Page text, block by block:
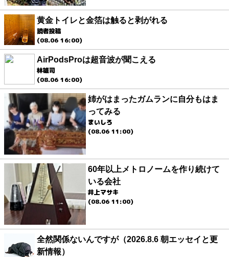
黄金トイレと金箔は触ると剥がれる
読者投稿
(08.06 16:00)
AirPodsProは超音波が聞こえる
林雄司
(08.06 16:00)
姉がはまったガムランに自分もはま
ってみる
まいしろ
(08.06 11:00)
60年以上メトロノームを作り続けて
いる会社
井上マサキ
(08.06 11:00)
全然関係ないんですが（2026.8.6 朝エッセイと更
新情報）